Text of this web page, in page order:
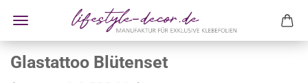
Glastattoo Blütenset